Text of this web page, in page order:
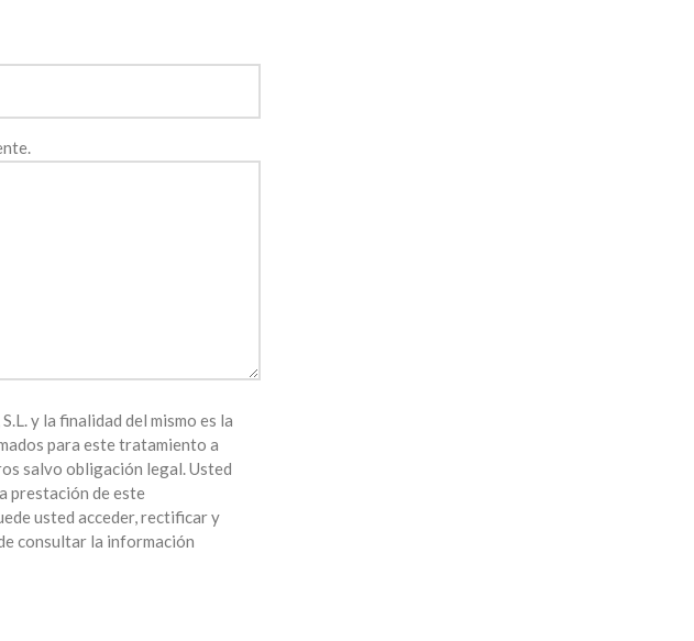
y la finalidad del mismo es la
para este tratamiento a
salvo obligación legal. Usted
prestación de este
usted acceder, rectificar y
consultar la información